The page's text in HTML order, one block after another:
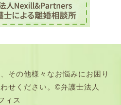
その他様々なお悩みにお困り
せください。©弁護士法人
ィス